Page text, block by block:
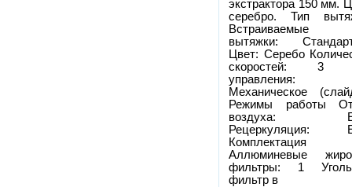
экстрактора 150 мм.
серебро. Тип
Встраиваемые
вытяжки:
Цвет: Серебо
скоростей: 3
управления:
Механическое
Режимы работы
воздуха:
Рецеркуляция:
Комплектация
Аллюминевые
фильтры: 1
фильтр в